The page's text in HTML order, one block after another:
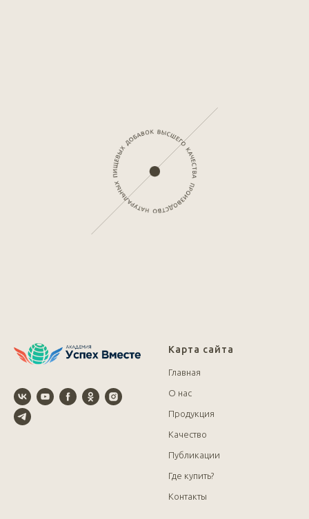
Карта сайта
Главная
О нас
Продукция
Качество
Публикации
Где купить?
Контакты